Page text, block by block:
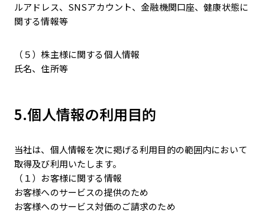
ルアドレス、SNSアカウント、金融機関口座、健康状態に
関する情報等
（５）株主様に関する個人情報
氏名、住所等
5.個人情報の利用目的
当社は、個人情報を次に掲げる利用目的の範囲内において
取得及び利用いたします。
（１）お客様に関する情報
お客様へのサービスの提供のため
お客様へのサービス対価のご請求のため